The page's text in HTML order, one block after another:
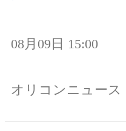
08月09日 15:00
オリコンニュース